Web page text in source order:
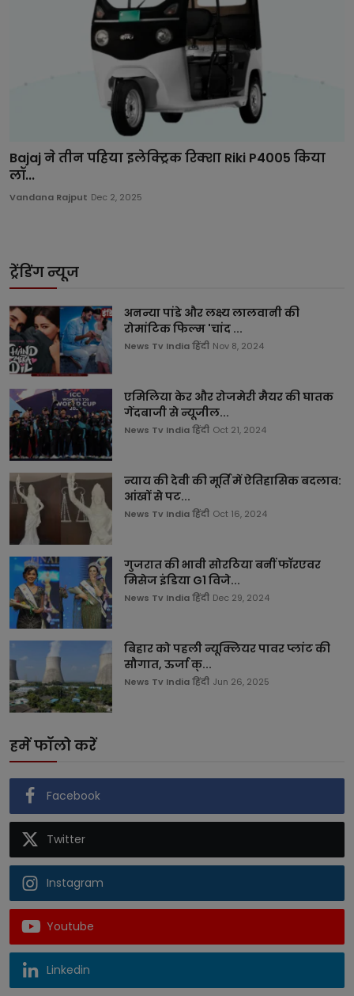
Bajaj ने तीन पहिया इलेक्ट्रिक रिक्शा Riki P4005 किया
लॉ...
Vandana Rajput Dec 2, 2025
ट्रेंडिंग न्यूज
अनन्या पांडे और लक्ष्य लालवानी की
रोमांटिक फिल्म 'चांद ...
News Tv India हिंदी Nov 8, 2024
एमिलिया केर और रोजमेरी मैयर की घातक
गेंदबाजी से न्यूजील...
News Tv India हिंदी Oct 21, 2024
न्याय की देवी की मूर्ति में ऐतिहासिक बदलाव:
आंखों से पट...
News Tv India हिंदी Oct 16, 2024
गुजरात की भावी सोरठिया बनीं फॉरएवर
मिसेज इंडिया G1 विजे...
News Tv India हिंदी Dec 29, 2024
बिहार को पहली न्यूक्लियर पावर प्लांट की
सौगात, ऊर्जा क्...
News Tv India हिंदी Jun 26, 2025
हमें फॉलो करें
Facebook
Twitter
Instagram
Youtube
Linkedin